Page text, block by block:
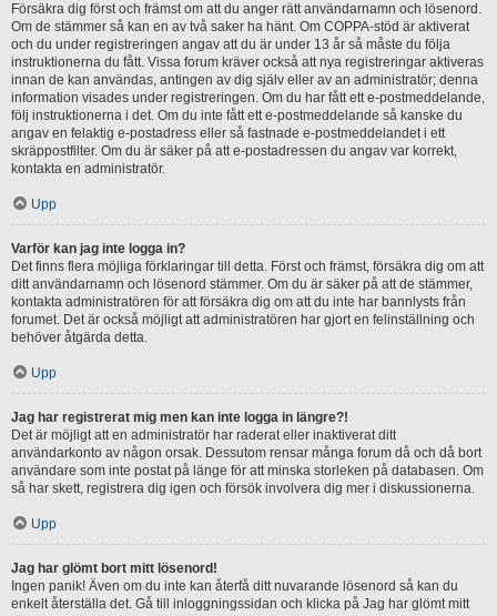
Försäkra dig först och främst om att du anger rätt användarnamn och lösenord.
Om de stämmer så kan en av två saker ha hänt. Om COPPA-stöd är aktiverat
och du under registreringen angav att du är under 13 år så måste du följa
instruktionerna du fått. Vissa forum kräver också att nya registreringar aktiveras
innan de kan användas, antingen av dig själv eller av an administratör; denna
information visades under registreringen. Om du har fått ett e-postmeddelande,
följ instruktionerna i det. Om du inte fått ett e-postmeddelande så kanske du
angav en felaktig e-postadress eller så fastnade e-postmeddelandet i ett
skräppostfilter. Om du är säker på att e-postadressen du angav var korrekt,
kontakta en administratör.
Upp
Varför kan jag inte logga in?
Det finns flera möjliga förklaringar till detta. Först och främst, försäkra dig om att
ditt användarnamn och lösenord stämmer. Om du är säker på att de stämmer,
kontakta administratören för att försäkra dig om att du inte har bannlysts från
forumet. Det är också möjligt att administratören har gjort en felinställning och
behöver åtgärda detta.
Upp
Jag har registrerat mig men kan inte logga in längre?!
Det är möjligt att en administratör har raderat eller inaktiverat ditt
användarkonto av någon orsak. Dessutom rensar många forum då och då bort
användare som inte postat på länge för att minska storleken på databasen. Om
så har skett, registrera dig igen och försök involvera dig mer i diskussionerna.
Upp
Jag har glömt bort mitt lösenord!
Ingen panik! Även om du inte kan återfå ditt nuvarande lösenord så kan du
enkelt återställa det. Gå till inloggningssidan och klicka på Jag har glömt mitt